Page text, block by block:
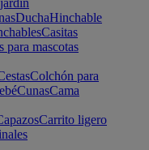
DuchaHinchable
Casitas
para mascotas
Colchón para
CunasCama
Carrito ligero